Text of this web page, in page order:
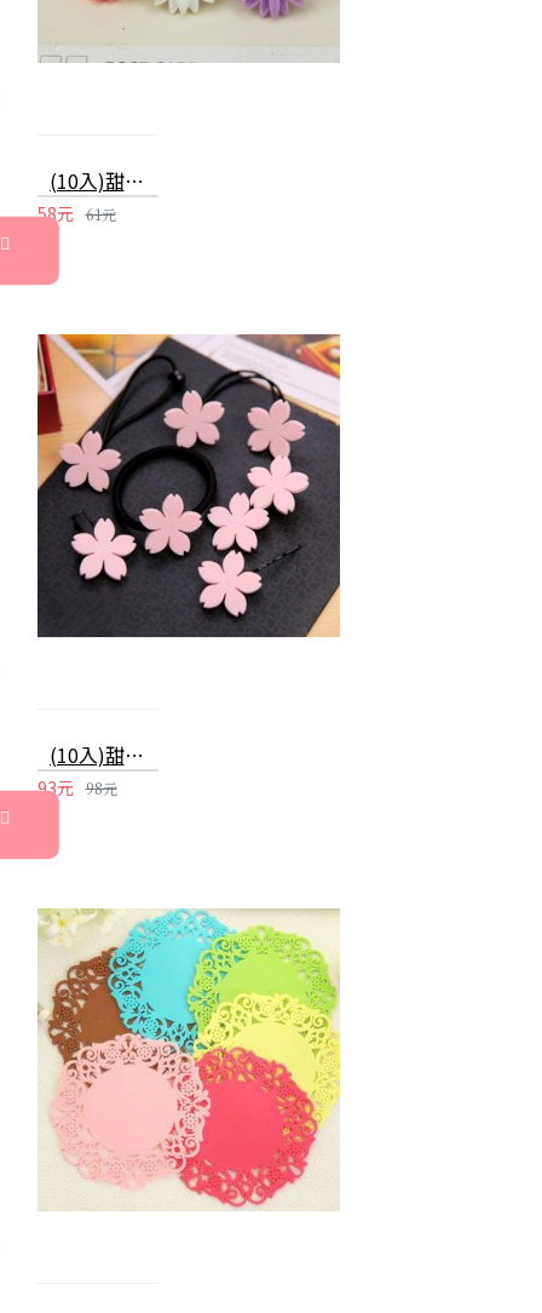
(10入)甜美小雛菊造型一字夾 髮夾
58元 61元
(10入)甜美櫻花一字夾 髮束 BB夾 鴨嘴夾 髮夾 櫻花髮圈 飾品 橡皮筋 髮飾
93元 98元